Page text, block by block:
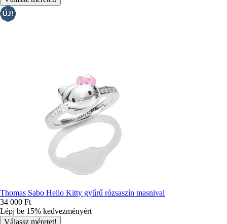
Thomas Sabo Hello Kitty gyűrű rózsaszín masnival
34 000 Ft
Lépj be 15% kedvezményért